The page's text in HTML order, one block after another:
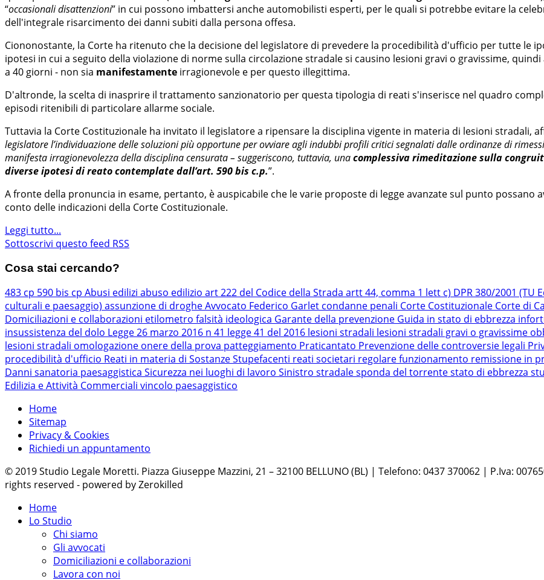
“occasionali disattenzioni” in cui possono imbattersi anche automobilisti esperti, per le quali si potrebbe evitare la
dell'integrale risarcimento dei danni subiti dalla persona offesa.
Ciononostante, la Corte ha ritenuto che la decisione del legislatore di prevedere la procedibilità d'ufficio per tutte le
ipotesi in cui a seguito della violazione di norme sulla circolazione stradale si causino lesioni gravi o gravissime,
a 40 giorni - non sia manifestamente irragionevole e per questo illegittima.
D'altronde, la scelta di inasprire il trattamento sanzionatorio per questa tipologia di reati s'inserisce nel quadro
episodi ritenibili di particolare allarme sociale.
Tuttavia la Corte Costituzionale ha invitato il legislatore a ripensare la disciplina vigente in materia di lesioni stradali,
legislatore l’individuazione delle soluzioni più opportune per ovviare agli indubbi profili critici segnalati dalle ordinanze di
manifesta irragionevolezza della disciplina censurata – suggeriscono, tuttavia, unacomplessiva rimeditazione sulla
diverse ipotesi di reato contemplate dall’art. 590 bis c.p.”.
A fronte della pronuncia in esame, pertanto, è auspicabile che le varie proposte di legge avanzate sul punto possano
conto delle indicazioni della Corte Costituzionale.
Leggi tutto...
Sottoscrivi questo feed RSS
Cosa stai cercando?
483 cp 590 bis cp Abusi edilizi abuso edilizio art 222 del Codice della Strada artt 44, comma 1 lett c) DPR 380/2001 (TU
culturali e paesaggio) assunzione di drogheAvvocato Federico Garlet condanne penali Corte Costituzionale Corte di
Domiciliazioni e collaborazioni etilometro falsità ideologica Garante della prevenzione Guida in stato di ebbrezza
insussistenza del dolo Legge 26 marzo 2016 n 41 legge 41 del 2016 lesioni stradali lesioni stradali gravi o gravissime
lesioni stradali omologazione onere della prova patteggiamento Praticantato Prevenzione delle controversie legali
procedibilità d'ufficio Reati in materia di Sostanze Stupefacenti reati societari regolare funzionamento remissione in
Danni sanatoria paesaggistica Sicurezza nei luoghi di lavoro Sinistro stradalesponda del torrentestato di ebbrezza
Edilizia e Attività Commerciali vincolo paesaggistico
Home
Sitemap
Privacy & Cookies
Richiedi un appuntamento
© 2019 Studio Legale Moretti. Piazza Giuseppe Mazzini, 21 – 32100 BELLUNO (BL) | Telefono: 0437 370062 | P.Iva:
rights reserved - powered by Zerokilled
Home
Lo Studio
Chi siamo
Gli avvocati
Domiciliazioni e collaborazioni
Lavora con noi